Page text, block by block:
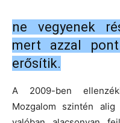
ne vegyenek
mert azzal
erősítik.
A 2009-ben
Mozgalom szintén